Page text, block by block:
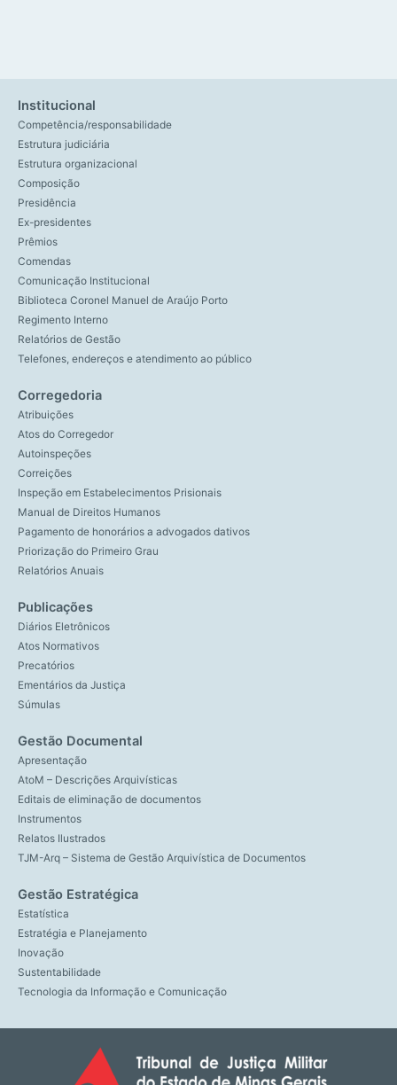
Institucional
Competência/responsabilidade
Estrutura judiciária
Estrutura organizacional
Composição
Presidência
Ex-presidentes
Prêmios
Comendas
Comunicação Institucional
Biblioteca Coronel Manuel de Araújo Porto
Regimento Interno
Relatórios de Gestão
Telefones, endereços e atendimento ao público
Corregedoria
Atribuições
Atos do Corregedor
Autoinspeções
Correições
Inspeção em Estabelecimentos Prisionais
Manual de Direitos Humanos
Pagamento de honorários a advogados dativos
Priorização do Primeiro Grau
Relatórios Anuais
Publicações
Diários Eletrônicos
Atos Normativos
Precatórios
Ementários da Justiça
Súmulas
Gestão Documental
Apresentação
AtoM – Descrições Arquivísticas
Editais de eliminação de documentos
Instrumentos
Relatos Ilustrados
TJM-Arq – Sistema de Gestão Arquivística de Documentos
Gestão Estratégica
Estatística
Estratégia e Planejamento
Inovação
Sustentabilidade
Tecnologia da Informação e Comunicação